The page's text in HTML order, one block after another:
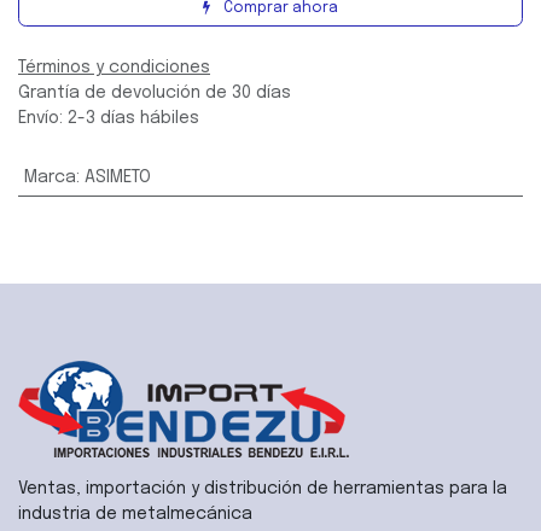
Comprar ahora
Términos y condiciones
Grantía de devolución de 30 días
Envío: 2-3 días hábiles
Marca: ASIMETO
Ventas, importación y distribución de herramientas para la
industria de metalmecánica